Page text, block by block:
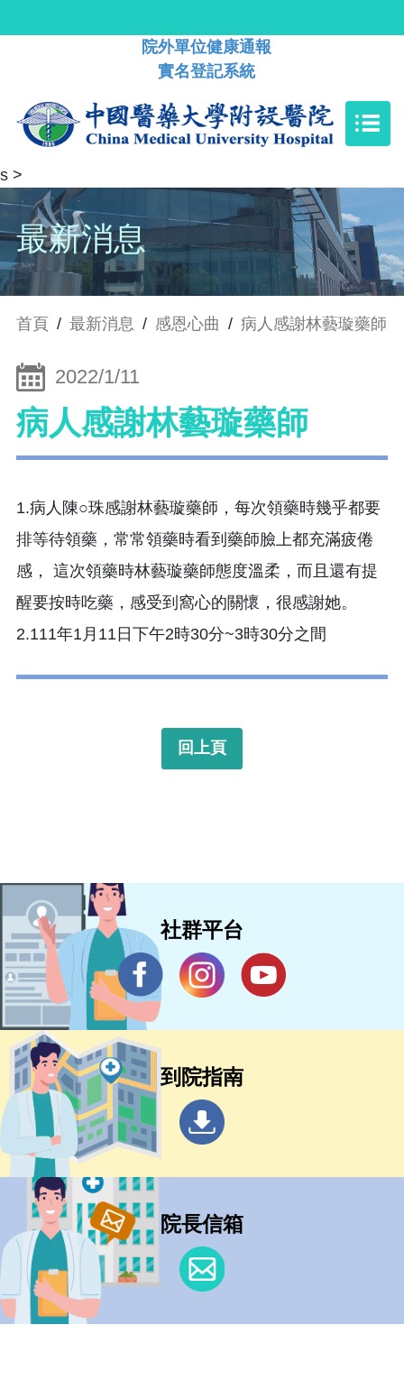
院外單位健康通報
實名登記系統
s >
最新消息
首頁 / 最新消息 / 感恩心曲 / 病人感謝林藝璇藥師
2022/1/11
病人感謝林藝璇藥師
1.病人陳○珠感謝林藝璇藥師，每次領藥時幾乎都要
排等待領藥，常常領藥時看到藥師臉上都充滿疲倦
感， 這次領藥時林藝璇藥師態度溫柔，而且還有提
醒要按時吃藥，感受到窩心的關懷，很感謝她。
2.111年1月11日下午2時30分~3時30分之間
回上頁
社群平台
到院指南
院長信箱